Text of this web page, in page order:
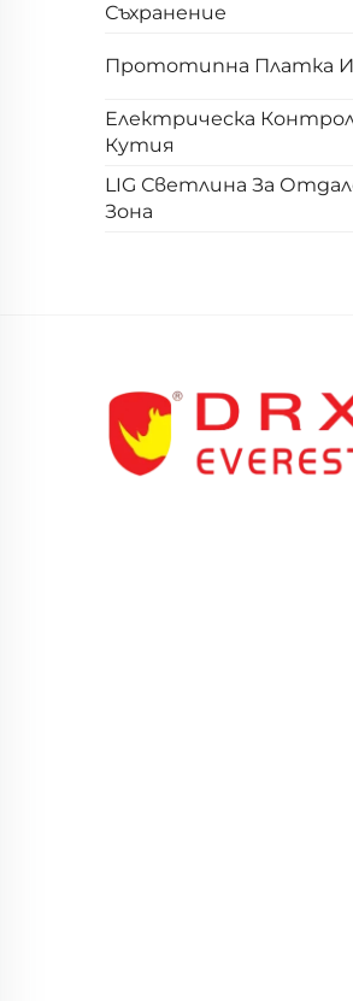
Съхранение
Прототипна Платка
Електрическа
Кутия
LIG Светлина За
Зона